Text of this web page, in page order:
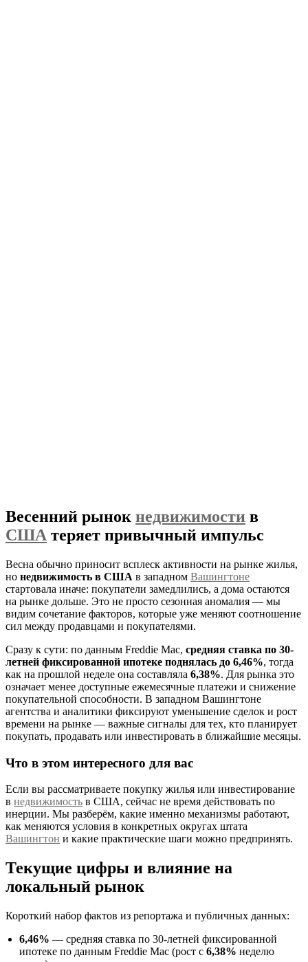
Весенний рынок недвижимости в
США теряет привычный импульс
Весна обычно приносит всплеск активности на рынке жилья,
но недвижимость в США в западном Вашингтоне
стартовала иначе: покупатели замедлились, а дома остаются
на рынке дольше. Это не просто сезонная аномалия — мы
видим сочетание факторов, которые уже меняют соотношение
сил между продавцами и покупателями.
Сразу к сути: по данным Freddie Mac, средняя ставка по 30-
летней фиксированной ипотеке поднялась до 6,46%, тогда
как на прошлой неделе она составляла 6,38%. Для рынка это
означает менее доступные ежемесячные платежи и снижение
покупательной способности. В западном Вашингтоне
агентства и аналитики фиксируют уменьшение сделок и рост
времени на рынке — важные сигналы для тех, кто планирует
покупать, продавать или инвестировать в ближайшие месяцы.
Что в этом интересного для вас
Если вы рассматриваете покупку жилья или инвестирование
в недвижимость в США, сейчас не время действовать по
инерции. Мы разберём, какие именно механизмы работают,
как меняются условия в конкретных округах штата
Вашингтон и какие практические шаги можно предпринять.
Текущие цифры и влияние на
локальный рынок
Короткий набор фактов из репортажа и публичных данных:
6,46% — средняя ставка по 30-летней фиксированной
ипотеке по данным Freddie Mac (рост с 6,38% неделю